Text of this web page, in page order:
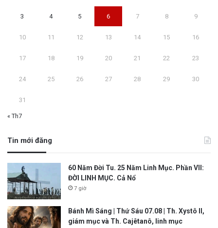
3 4 5 6 7 8 9
10 11 12 13 14 15 16
17 18 19 20 21 22 23
24 25 26 27 28 29 30
31
« Th7
Tin mới đăng
60 Năm Đời Tu. 25 Năm Linh Mục. Phần VII:
ĐỜI LINH MỤC. Cả Nổ
7 giờ
Bánh Mì Sáng | Thứ Sáu 07.08 | Th. Xystô II,
giám mục và Th. Cajêtanô, linh mục